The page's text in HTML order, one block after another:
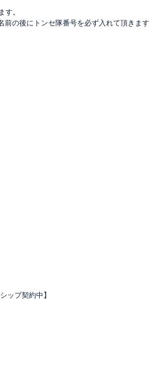
す。
の後にトンセ隊番号を必ず入れて頂きます
ップ契約中】